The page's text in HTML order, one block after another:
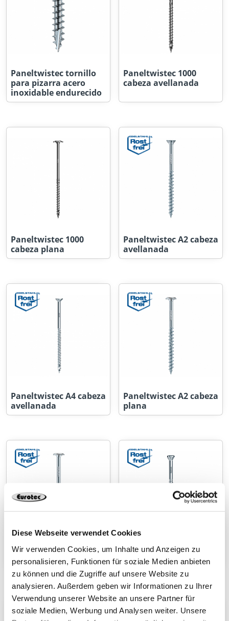
Diese Webseite verwendet Cookies
Wir verwenden Cookies, um Inhalte und Anzeigen zu
personalisieren, Funktionen für soziale Medien anbieten
zu können und die Zugriffe auf unsere Website zu
analysieren. Außerdem geben wir Informationen zu Ihrer
Verwendung unserer Website an unsere Partner für
soziale Medien, Werbung und Analysen weiter. Unsere
Paneltwistec tornillo
para pizarra acero
inoxidable endurecido
Paneltwistec 1000
cabeza avellanada
Paneltwistec 1000
cabeza plana
Paneltwistec A2 cabeza
avellanada
Paneltwistec A4 cabeza
avellanada
Paneltwistec A2 cabeza
plana
Paneltwistec A4 cabeza
plana
Paneltwistec A4 cabeza
decorativa